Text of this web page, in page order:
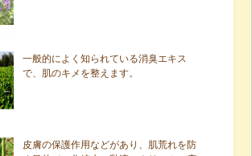
一般的によく知られている消臭エキス
で、肌のキメを整えます。
皮膚の保護作用などがあり、肌荒れを防